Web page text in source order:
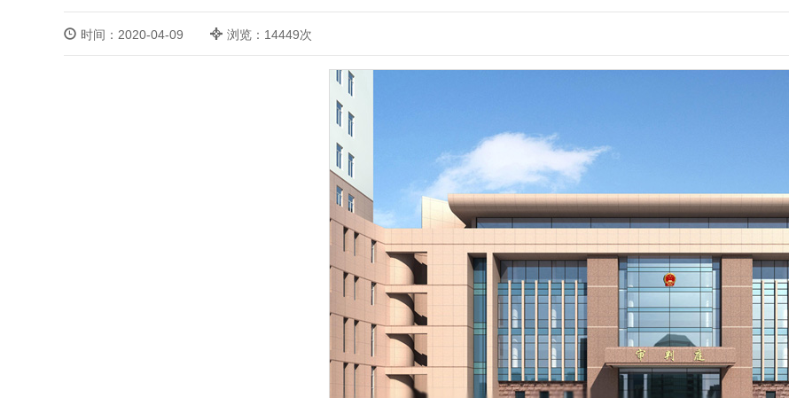
时间：2020-04-09 浏览：14449次